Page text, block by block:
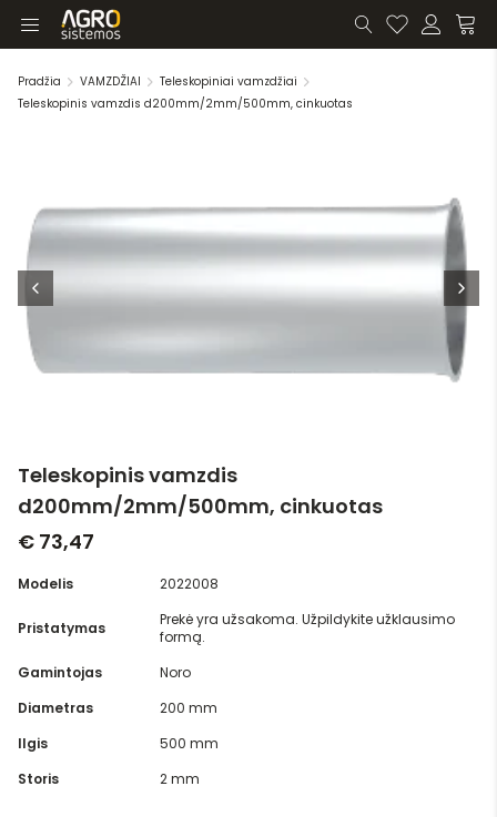
Pradžia VAMZDŽIAI
Teleskopiniai vamzdžiai
Teleskopinis vamzdis d200mm/2mm/500mm, cinkuotas
Teleskopinis vamzdis
d200mm/2mm/500mm, cinkuotas
€ 73,47
Modelis 2022008
Pristatymas
Prekė yra užsakoma. Užpildykite užklausimo
formą.
Gamintojas
Noro
Diametras
200 mm
Ilgis
500 mm
Storis
2 mm